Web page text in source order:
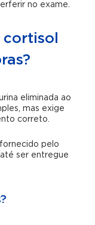
no exame.
eliminada ao
mas exige
correto.
pelo
ser entregue